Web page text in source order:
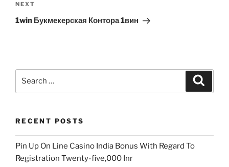
Next
Post
NEXT
1win Букмекерская Контора 1вин
RECENT POSTS
Pin Up On Line Casino India Bonus With Regard To
Registration Twenty-five,000 Inr